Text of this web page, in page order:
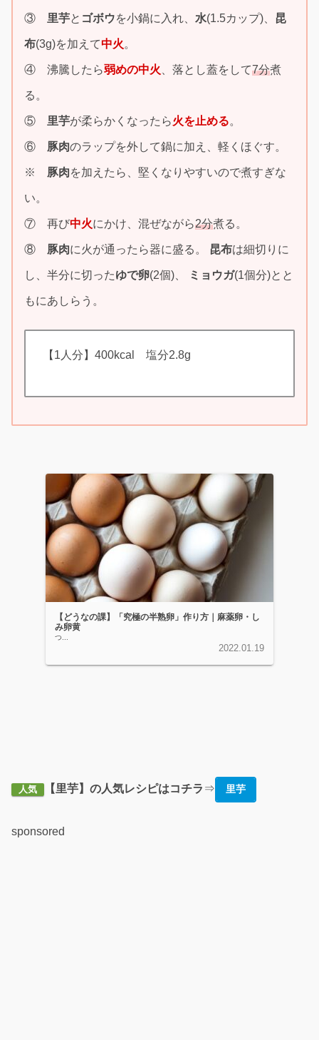
③ 里芋と ゴボウを小鍋に入れ、 水(1.5カップ)、 昆
布(3g)を加えて中火。
④ 沸騰したら弱めの中火 、落とし蓋をして7分煮
る。
⑤ 里芋が柔らかくなったら火を止める。
⑥ 豚肉のラップを外して鍋に加え、軽くほぐす。
※ 豚肉を加えたら、堅くなりやすいので煮すぎな
い。
⑦ 再び中火にかけ、混ぜながら2分煮る。
⑧ 豚肉に火が通ったら器に盛る。 昆布は細切りに
し、半分に切ったゆで卵(2個)、 ミョウガ(1個分)とと
もにあしらう。
【1人分】400kcal 塩分2.8g
【どうなの課】「究極の半熟卵」作り方｜麻薬卵・し
み卵黄
つ...
2022.01.19
人気 【里芋】の人気レシピはコチラ ⇒ 里芋
sponsored